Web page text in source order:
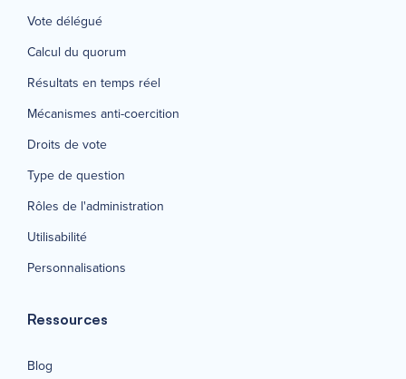
Vote délégué
Calcul du quorum
Résultats en temps réel
Mécanismes anti-coercition
Droits de vote
Type de question
Rôles de l'administration
Utilisabilité
Personnalisations
Ressources
Blog